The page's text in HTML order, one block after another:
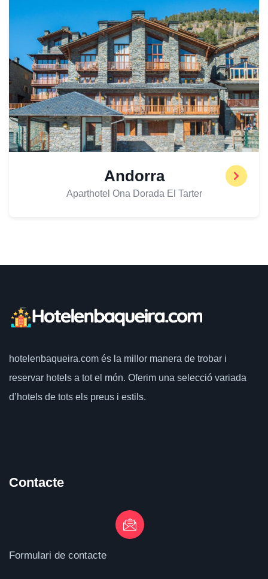
Andorra
Aparthotel Ona Dorada El Tarter
hotelenbaqueira.com és la millor manera de trobar i
reservar hotels a tot el món. Oferim una selecció variada
d’hotels de tots els preus i estils.
Contacte
Formulari de contacte